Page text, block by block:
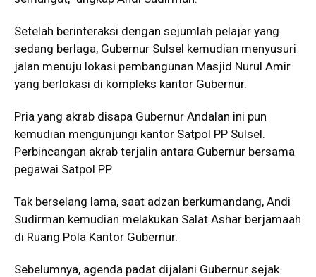
Setelah berinteraksi dengan sejumlah pelajar yang
sedang berlaga, Gubernur Sulsel kemudian menyusuri
jalan menuju lokasi pembangunan Masjid Nurul Amir
yang berlokasi di kompleks kantor Gubernur.
Pria yang akrab disapa Gubernur Andalan ini pun
kemudian mengunjungi kantor Satpol PP Sulsel.
Perbincangan akrab terjalin antara Gubernur bersama
pegawai Satpol PP.
Tak berselang lama, saat adzan berkumandang, Andi
Sudirman kemudian melakukan Salat Ashar berjamaah
di Ruang Pola Kantor Gubernur.
Sebelumnya, agenda padat dijalani Gubernur sejak